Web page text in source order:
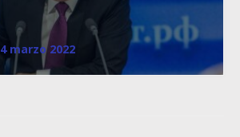
4 marzo 2022